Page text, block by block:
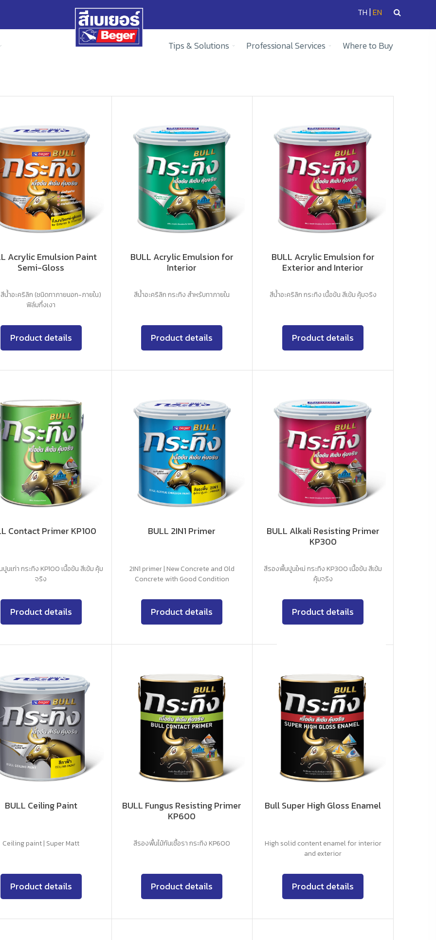
TH |EN
Tips & Solutions Professional Services Where to Buy
Acrylic Emulsion Paint
Semi-Gloss
น้ำอะคริลิก (ชนิดทาภายนอก-ภายใน)
ฟิล์มกึ่งเงา
Product details
BULL Acrylic Emulsion for
Interior
สีน้ำอะคริลิก กระทิง สำหรับทาภายใน
Product details
BULL Acrylic Emulsion for
Exterior and Interior
สีน้ำอะคริลิก กระทิง เนื้อข้น สีเข้ม คุ้มจริง
Product details
Contact Primer KP100
นเก่า กระทิง KP100 เนื้อข้น สีเข้ม คุ้ม
จริง
Product details
BULL 2IN1 Primer
2IN1 primer | New Concrete and Old
Concrete with Good Condition
Product details
BULL Alkali Resisting Primer
KP300
สีรองพื้นปูนใหม่ กระทิง KP300 เนื้อข้น สีเข้ม
คุ้มจริง
Product details
BULL Ceiling Paint
Ceiling paint | Super Matt
Product details
BULL Fungus Resisting Primer
KP600
สีรองพื้นไม้กันเชื้อรา กระทิง KP600
Product details
Bull Super High Gloss Enamel
High solid content enamel for interior
and exterior
Product details